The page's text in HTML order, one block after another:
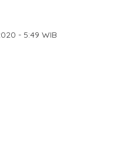
- 5:49 WIB